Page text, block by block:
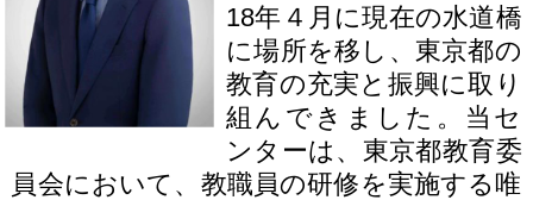
18年４月に現在の水道橋
に場所を移し、東京都の
教育の充実と振興に取り
組んできました。当セ
ンターは、東京都教育委
員会において、教職員の研修を実施する唯